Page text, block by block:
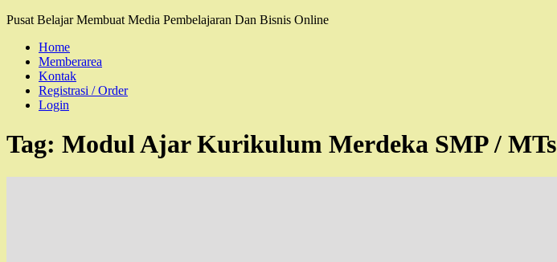
Pusat Belajar Membuat Media Pembelajaran Dan Bisnis Online
Home
Memberarea
Kontak
Registrasi / Order
Login
Tag: Modul Ajar Kurikulum Merdeka SMP / MTs